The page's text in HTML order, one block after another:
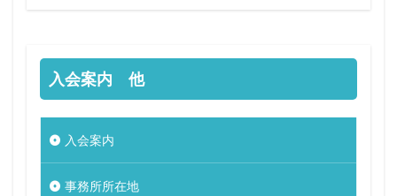
入会案内 他
入会案内
事務所所在地